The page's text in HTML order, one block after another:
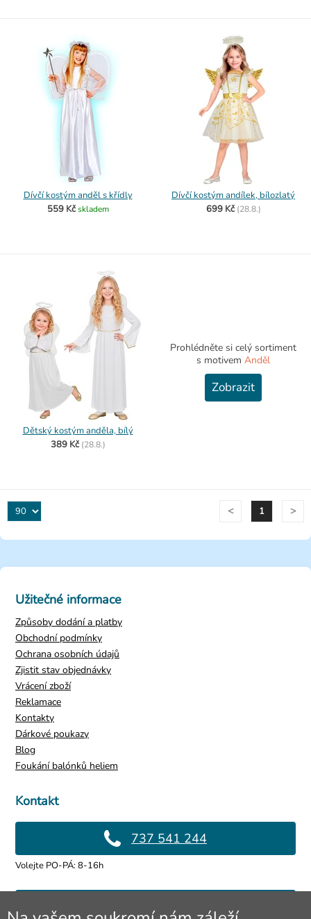
Dívčí kostým anděl s křídly
559 Kč skladem
Dívčí kostým andílek, bílozlatý
699 Kč (28.8.)
Dětský kostým anděla, bílý
389 Kč (28.8.)
Prohlédněte si celý sortiment
s motivem Anděl
Zobrazit
< 1 >
Kontakt
737 541 244
Volejte PO-PÁ: 8-16h
info@4lol.cz
Užitečné informace
Způsoby dodání a platby
Obchodní podmínky
Ochrana osobních údajů
Zjistit stav objednávky
Vrácení zboží
Reklamace
Kontakty
Dárkové poukazy
Blog
Foukání balónků heliem